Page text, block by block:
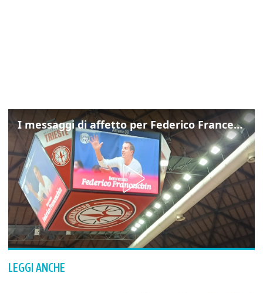
I messaggi di affetto per Federico Franceschin: così il mondo del basket gli è stato accanto fino all’ultimo
LEGGI ANCHE